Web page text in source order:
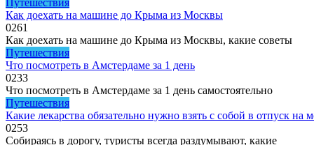
Как доехать на машине до Крыма из Москвы
0261
Как доехать на машине до Крыма из Москвы, какие советы
Путешествия
Что посмотреть в Амстердаме за 1 день
0233
Что посмотреть в Амстердаме за 1 день самостоятельно
Путешествия
Какие лекарства обязательно нужно взять с собой в отпуск на
0253
Собираясь в дорогу, туристы всегда раздумывают, какие